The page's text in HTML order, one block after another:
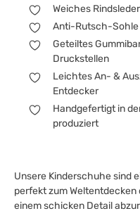
Weiches
Anti-Rutsch-Sohle
Geteiltes
Druckstellen
Leichtes An- &
Entdecker
Handgefertigt in
produziert
Unsere Kinderschuhe sind
perfekt zum Weltentdecken
einem schicken Detail